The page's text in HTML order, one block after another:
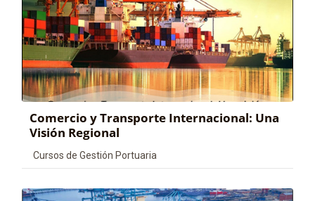
Comercio y Transporte Internacional: Una
Visión Regional
Categoría de cursos
Cursos de Gestión Portuaria